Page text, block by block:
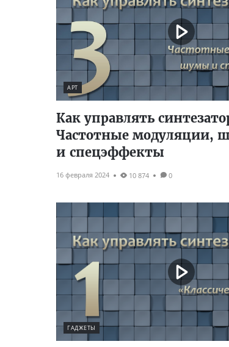
АРТ
Как управлять
Частотные модуляции,
и спецэффекты
16 февраля 2024 10 874 0
ГАДЖЕТЫ